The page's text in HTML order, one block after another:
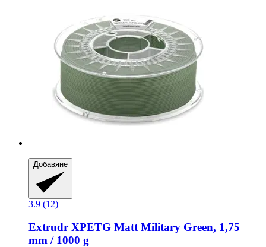
Добавяне
3.9 (12)
Extrudr XPETG Matt Military Green, 1,75
mm / 1000 g